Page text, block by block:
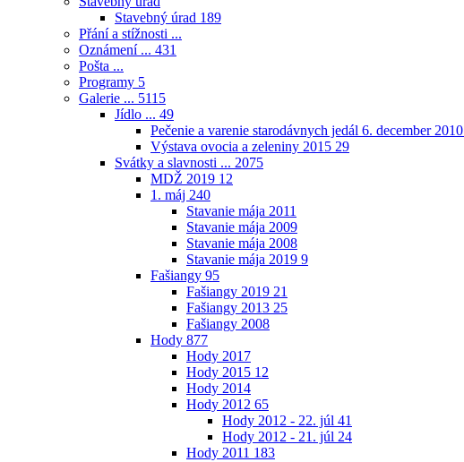
Stavebný úrad 189
Přání a stížnosti ...
Oznámení ... 431
Pošta ...
Programy 5
Galerie ... 5115
Jídlo ... 49
Pečenie a varenie starodávnych jedál 6. december 2010
Výstava ovocia a zeleniny 2015 29
Svátky a slavnosti ... 2075
MDŽ 2019 12
1. máj 240
Stavanie mája 2011
Stavanie mája 2009
Stavanie mája 2008
Stavanie mája 2019 9
Fašiangy 95
Fašiangy 2019 21
Fašiangy 2013 25
Fašiangy 2008
Hody 877
Hody 2017
Hody 2015 12
Hody 2014
Hody 2012 65
Hody 2012 - 22. júl 41
Hody 2012 - 21. júl 24
Hody 2011 183